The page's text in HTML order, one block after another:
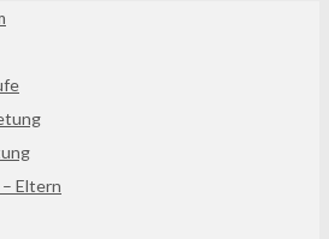
Eltern